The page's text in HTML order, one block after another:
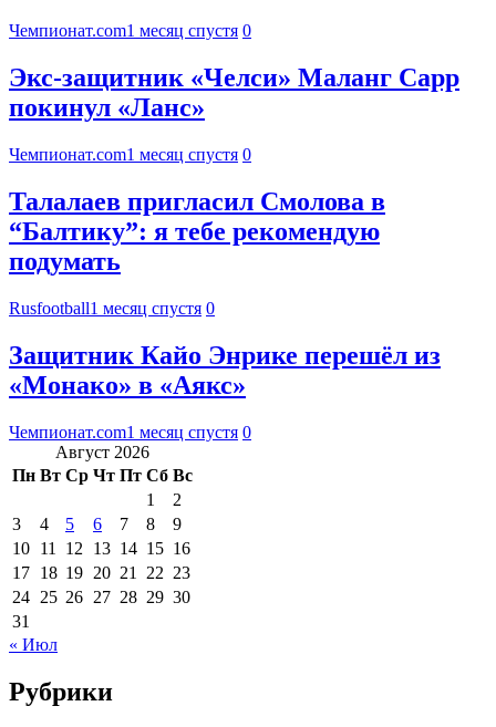
Чемпионат.com1 месяц спустя 0
Экс-защитник «Челси» Маланг Сарр
покинул «Ланс»
Чемпионат.com1 месяц спустя 0
Талалаев пригласил Смолова в
“Балтику”: я тебе рекомендую
подумать
Rusfootball1 месяц спустя 0
Защитник Кайо Энрике перешёл из
«Монако» в «Аякс»
Чемпионат.com1 месяц спустя 0
Август 2026
Пн Вт Ср Чт Пт Сб Вс
1
2
3
4 5 6 7 8
9
10 11 12 13 14 15 16
17 18 19 20 21 22 23
24 25 26 27 28 29 30
31
« Июл
Рубрики